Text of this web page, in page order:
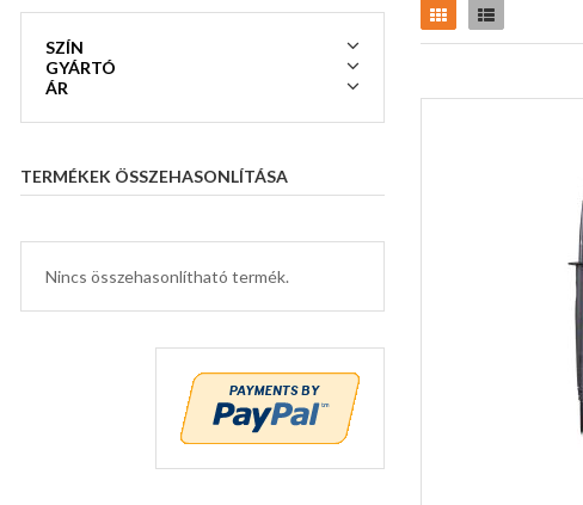
Rács Lista
SZÍN
GYÁRTÓ
ÁR
TERMÉKEK ÖSSZEHASONLÍTÁSA
Nincs összehasonlítható termék.